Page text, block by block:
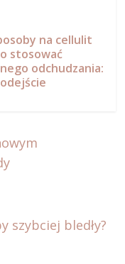
na cellulit
stosować
odchudzania:
szybciej bledły?